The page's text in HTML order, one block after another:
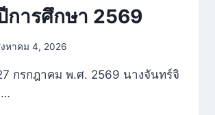
การศึกษา 2569
หาคม 4, 2026
กรกฎาคม พ.ศ. 2569 นางจันทร์จิ